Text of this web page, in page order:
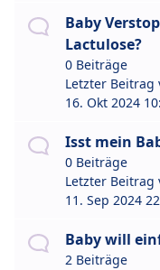
Baby
Lactulose?
0 Beiträge
Letzter Beitrag
16. Okt 2024
Isst mein
0 Beiträge
Letzter Beitrag
11. Sep 2024
Baby will
2 Beiträge